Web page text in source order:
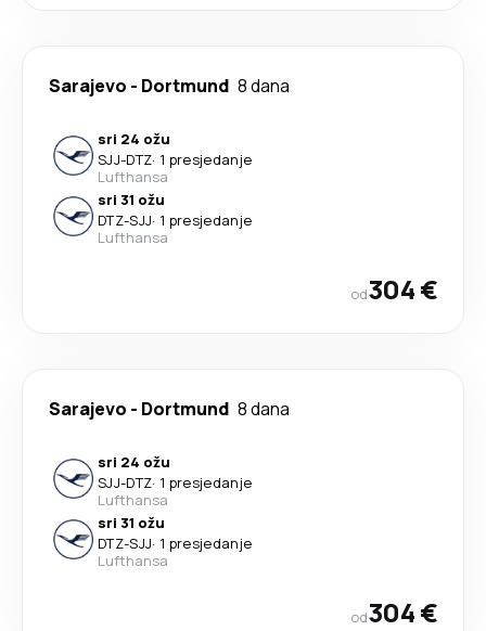
Sarajevo - Dortmund 8 dana
sri 24 ožu
SJJ-DTZ· 1 presjedanje
Lufthansa
sri 31 ožu
DTZ-SJJ· 1 presjedanje
Lufthansa
od304 €
Sarajevo - Dortmund 8 dana
sri 24 ožu
SJJ-DTZ· 1 presjedanje
Lufthansa
sri 31 ožu
DTZ-SJJ· 1 presjedanje
Lufthansa
od304 €